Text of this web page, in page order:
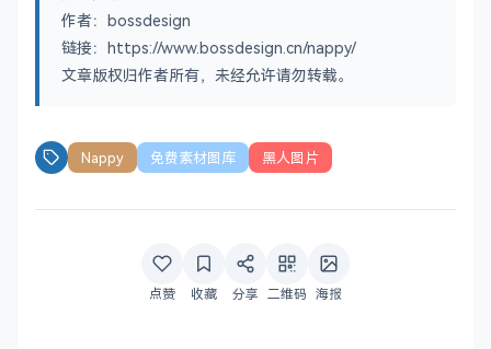
作者：bossdesign
链接：https://www.bossdesign.cn/nappy/
文章版权归作者所有，未经允许请勿转载。
Nappy 免费素材图库 黑人图片
点赞 收藏 分享 二维码 海报